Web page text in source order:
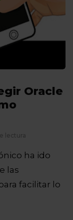
Oracle
lectura
ha ido
las
facilitar lo